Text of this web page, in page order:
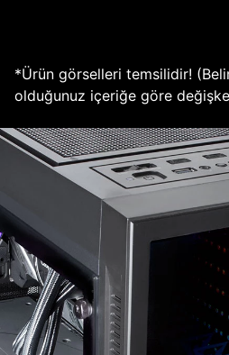
*Ürün görselleri temsilidir!
olduğunuz içeriğe göre